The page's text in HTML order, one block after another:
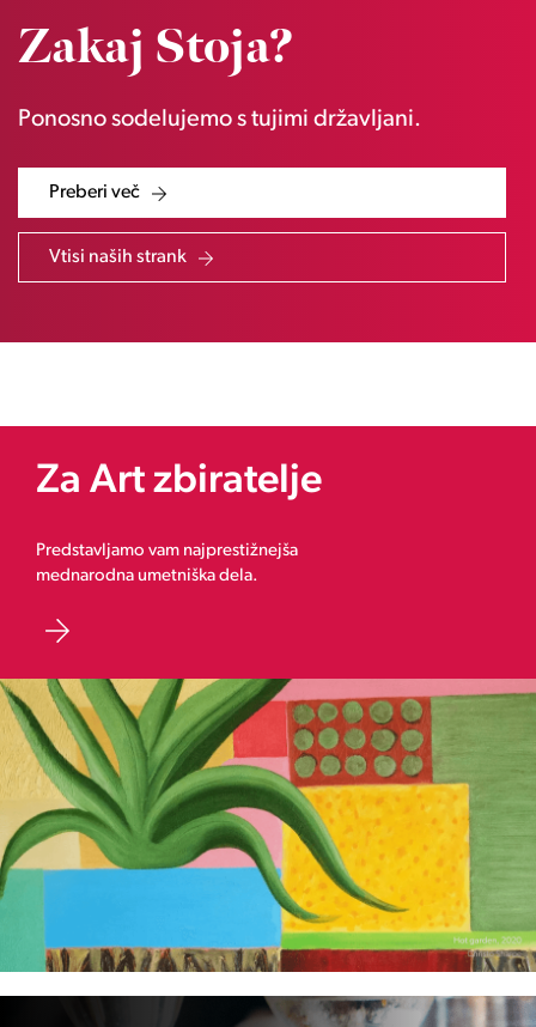
Zakaj Stoja?
Ponosno sodelujemo s tujimi državljani.
Preberi več
Vtisi naših strank
Za Art zbiratelje
Predstavljamo vam najprestižnejša
mednarodna umetniška dela.